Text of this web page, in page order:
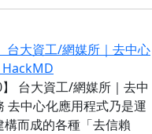
台大資工/網媒所｜去中心
HackMD
台大資工/網媒所｜去中
去中心化應用程式乃是運
而成的各種「去信賴